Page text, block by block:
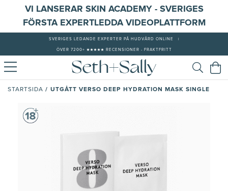
VI LANSERAR SKIN ACADEMY - SVERIGES
FÖRSTA EXPERTLEDDA VIDEOPLATTFORM
SVERIGES LEDANDE EXPERTER PÅ HUDVÅRD ONLINE
ÖVER 7200+ ★★★★★ RECENSIONER - FRAKTFRITT
STARTSIDA / UTGÅTT VERSO DEEP HYDRATION MASK SINGLE